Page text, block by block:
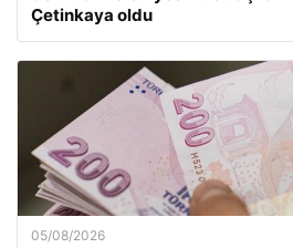
Çetinkaya oldu
05/08/2026